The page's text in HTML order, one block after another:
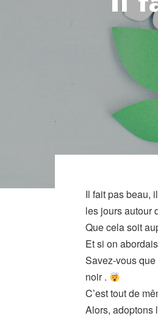
Il fait pas beau,
les jours autour
Que cela soit
Et si on
Savez-vous
noir .
C’est tout de
Alors, adoptons